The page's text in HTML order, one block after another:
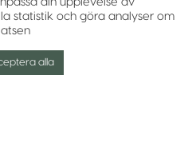
statistik och göra analyser om
alla